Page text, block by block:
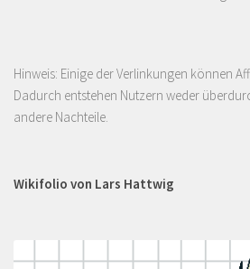
Hinweis: Einige der Verlinkungen können
Dadurch entstehen Nutzern weder
andere Nachteile.
Wikifolio von Lars Hattwig